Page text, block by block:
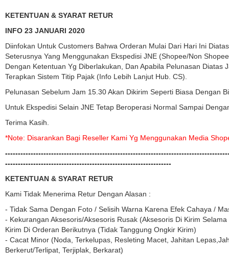
KETENTUAN & SYARAT RETUR
INFO 23 JANUARI 2020
Diinfokan Untuk Customers Bahwa Orderan Mulai Dari Hari Ini
Seterusnya Yang Menggunakan Ekspedisi JNE (Shopee/Non
Dengan Ketentuan Yg Diberlakukan, Dan Apabila Pelunasan Diatas
Terapkan Sistem Titip Pajak (Info Lebih Lanjut Hub. CS).
Pelunasan Sebelum Jam 15.30 Akan Dikirim Seperti Biasa Dengan
Untuk Ekspedisi Selain JNE Tetap Beroperasi Normal Sampai
Terima Kasih.
*note: Disarankan Bagi Reseller Kami Yg Menggunakan Media
-----------------------------------------------------------------
KETENTUAN & SYARAT RETUR
Kami Tidak Menerima Retur Dengan Alasan :
- Tidak Sama Dengan Foto / Selisih Warna Karena Efek Cahaya /
- Kekurangan Aksesoris/aksesoris Rusak (aksesoris Di Kirim
Kirim Di Orderan Berikutnya (tidak Tanggung Ongkir Kirim)
- Cacat Minor (noda, Terkelupas, Resleting Macet, Jahitan
Berkerut/terlipat, Terjiplak, Berkarat)